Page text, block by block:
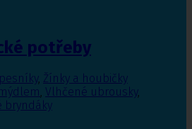
potřeby
, Žínky a houbičky
, Vlhčené ubrousky,
bryndáky